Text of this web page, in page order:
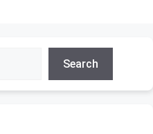
Search